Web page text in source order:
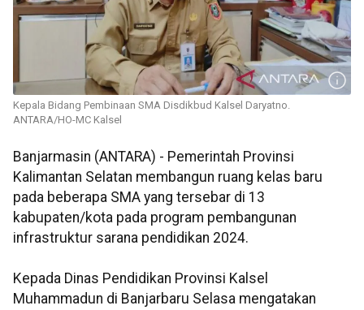
Kepala Bidang Pembinaan SMA Disdikbud Kalsel Daryatno.
ANTARA/HO-MC Kalsel
Banjarmasin (ANTARA) - Pemerintah Provinsi
Kalimantan Selatan membangun ruang kelas baru
pada beberapa SMA yang tersebar di 13
kabupaten/kota pada program pembangunan
infrastruktur sarana pendidikan 2024.
Kepada Dinas Pendidikan Provinsi Kalsel
Muhammadun di Banjarbaru Selasa mengatakan